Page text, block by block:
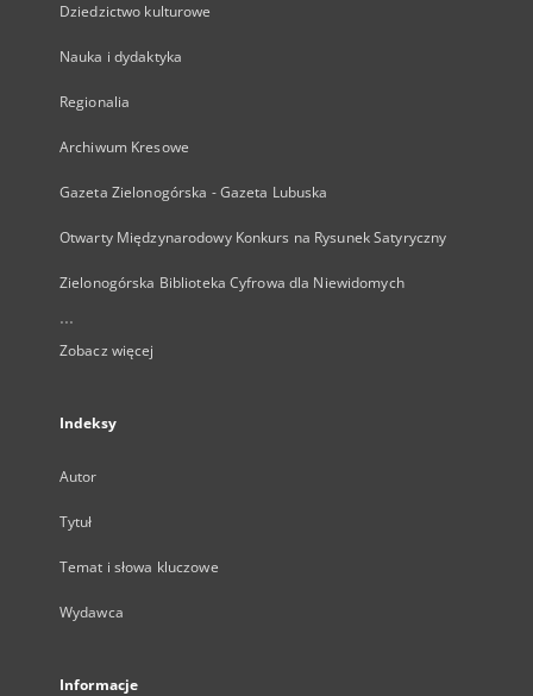
Dziedzictwo kulturowe
Nauka i dydaktyka
Regionalia
Archiwum Kresowe
Gazeta Zielonogórska - Gazeta Lubuska
Otwarty Międzynarodowy Konkurs na Rysunek Satyryczny
Zielonogórska Biblioteka Cyfrowa dla Niewidomych
...
Zobacz więcej
Indeksy
Autor
Tytuł
Temat i słowa kluczowe
Wydawca
Informacje